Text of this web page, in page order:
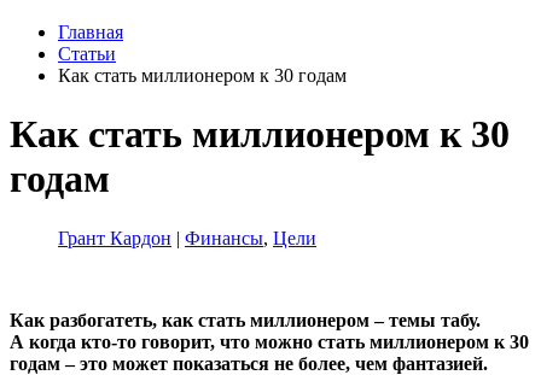
Главная
Статьи
Как стать миллионером к 30 годам
Как стать миллионером к 30
годам
Грант Кардон | Финансы, Цели
Как разбогатеть, как стать миллионером – темы табу.
А когда кто-то говорит, что можно стать миллионером к 30
годам – это может показаться не более, чем фантазией.